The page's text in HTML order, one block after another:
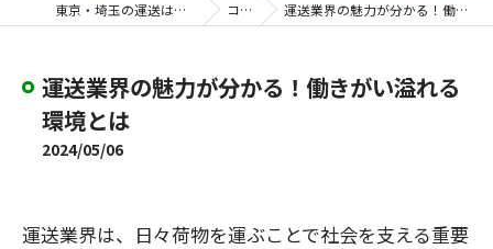
東京・埼玉の運送は株式会社斉藤商事 コラム 運送業界の魅力が分かる！働きがい溢れる環境とは
運送業界の魅力が分かる！働きがい溢れる
環境とは
2024/05/06
運送業界は、日々荷物を運ぶことで社会を支える重要